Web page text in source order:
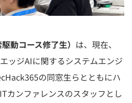
動コース修了生） は、現在、
ッジAIに関するシステムエンジ
の同窓生らとともにハ
カンファレンスのスタッフとし